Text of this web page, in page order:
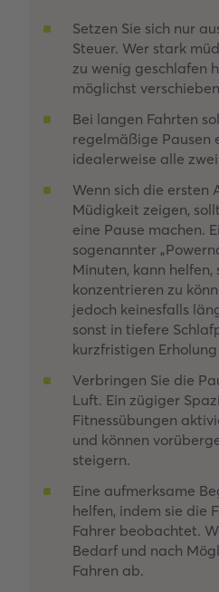
Setzen Sie sich nur
Steuer. Wer stark
zu wenig geschlafen
möglichst
Bei langen Fahrten
regelmäßige Pausen
idealerweise alle
Wenn sich die ersten
Müdigkeit zeigen,
eine Pause machen.
sogenannter
Minuten, kann helfen,
konzentrieren zu
jedoch keinesfalls
sonst in tiefere
kurzfristigen
Verbringen Sie die
Luft. Ein zügiger
Fitnessübungen
und können
steigern.
Eine aufmerksame
helfen, indem sie die
Fahrer beobachtet.
Bedarf und nach
Fahren ab.